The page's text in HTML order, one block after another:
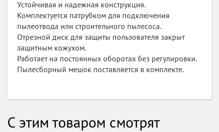
Устойчивая и надежная конструкция.
Комплектуется патрубком для подключения
пылеотвода или строительного пылесоса.
Отрезной диск для защиты пользователя закрыт
защитным кожухом.
Работает на постоянных оборотах без регулировки.
Пылесборный мешок поставляется в комплекте.
С этим товаром смотрят